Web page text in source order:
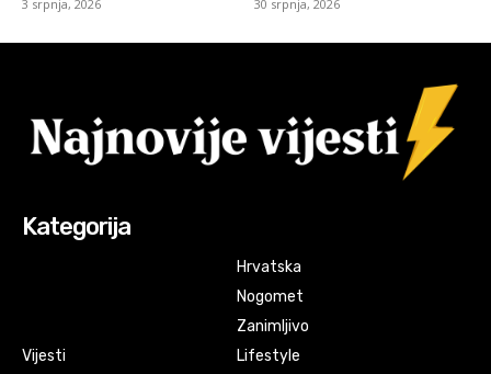
3 srpnja, 2026
30 srpnja, 2026
Kategorija
Vijesti
Hrvatska
Nogomet
Zanimljivo
Lifestyle